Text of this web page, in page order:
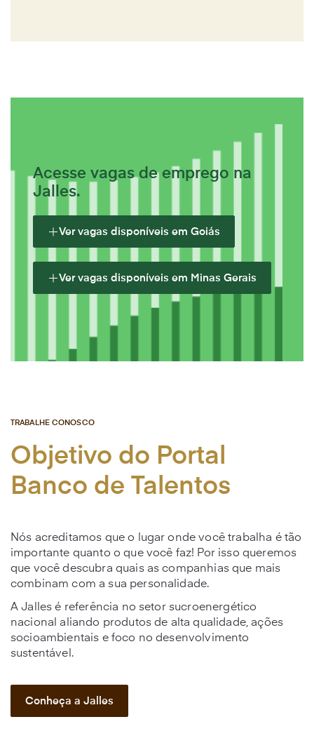
Acesse vagas de emprego na
Jalles.
Ver vagas disponíveis em Goiás
Ver vagas disponíveis em Minas Gerais
TRABALHE CONOSCO
Objetivo do Portal
Banco de Talentos
Nós acreditamos que o lugar onde você trabalha é tão
importante quanto o que você faz! Por isso queremos
que você descubra quais as companhias que mais
combinam com a sua personalidade.
A Jalles é referência no setor sucroenergético
nacional aliando produtos de alta qualidade, ações
socioambientais e foco no desenvolvimento
sustentável.
Conheça a Jalles